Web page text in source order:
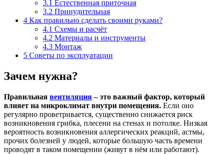
3.1 Естественная приточная
3.2 Принудительная
4 Как правильно сделать своими руками?
4.1 Схемы и расчёт
4.2 Материалы и инструменты
4.3 Монтаж
5 Советы по эксплуатации
Зачем нужна?
Правильная вентиляция– это важный фактор, который
влияет на микроклимат внутри помещения. Если оно
регулярно проветривается, существенно снижается риск
возникновения грибка, плесени на стенах и потолке. Низкая
вероятность возникновения аллергических реакций, астмы,
прочих болезней у людей, которые большую часть времени
проводят в таком помещении (живут в нём или работают).